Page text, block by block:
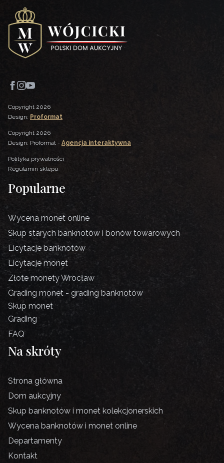
Copyright 2026
Design: Proformat
Copyright 2026
Design: Proformat - Agencja interaktywna
Polityka prywatności
Regulamin sklepu
Popularne
Wycena monet online
Skup starych banknotów i bonów towarowych
Licytacje banknotów
Licytacje monet
Złote monety Wrocław
Grading monet - grading banknotów
Skup monet
Grading
FAQ
Na skróty
Strona główna
Dom aukcyjny
Skup banknotów i monet kolekcjonerskich
Wycena banknotów i monet online
Departamenty
Kontakt